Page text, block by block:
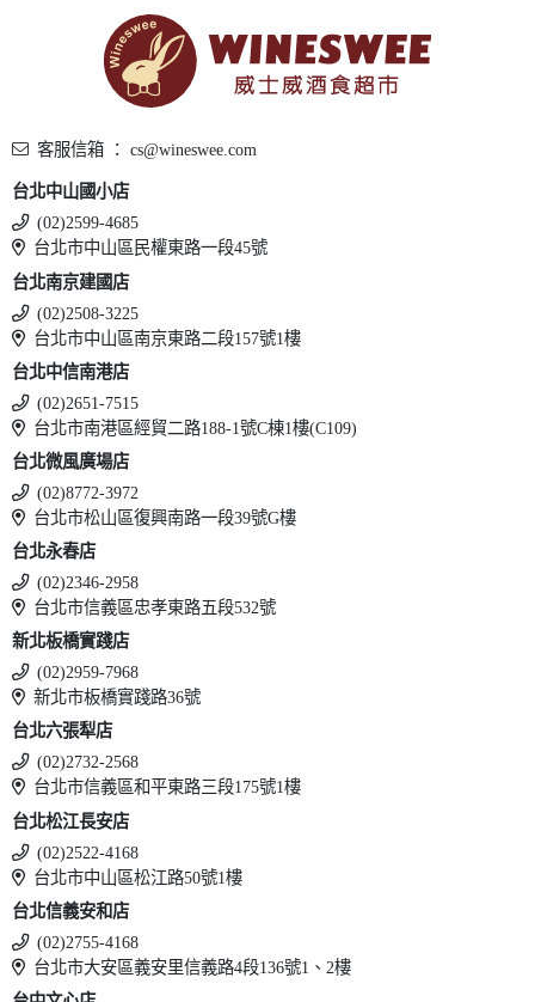
客服信箱 ： cs@wineswee.com
台北中山國小店
(02)2599-4685
台北市中山區民權東路一段45號
台北南京建國店
(02)2508-3225
台北市中山區南京東路二段157號1樓
台北中信南港店
(02)2651-7515
台北市南港區經貿二路188-1號C棟1樓(C109)
台北微風廣場店
(02)8772-3972
台北市松山區復興南路一段39號G樓
台北永春店
(02)2346-2958
台北市信義區忠孝東路五段532號
新北板橋實踐店
(02)2959-7968
新北市板橋實踐路36號
台北六張犁店
(02)2732-2568
台北市信義區和平東路三段175號1樓
台北松江長安店
(02)2522-4168
台北市中山區松江路50號1樓
台北信義安和店
(02)2755-4168
台北市大安區義安里信義路4段136號1、2樓